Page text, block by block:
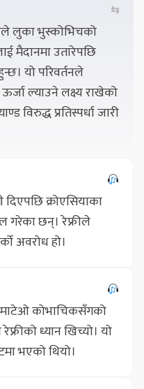
⇆
लुका भुस्कोभिचको
मैदानमा उतारेपछि
यो परिवर्तनले
ल्याउने लक्ष्य राखेको
विरुद्ध प्रतिस्पर्धा जारी
क्रोएसियाका
छन्। रेफ्रीले
अवरोध हो।
माटेओ कोभाचिकसँगको
ध्यान खिच्यो। यो
भएको थियो।